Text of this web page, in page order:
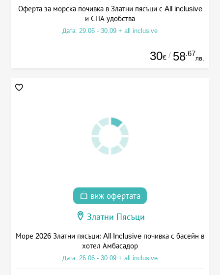
Оферта за морска почивка в Златни пясъци с All inclusive
и СПА удобства
Дата: 29.06 - 30.09 + all inclusive
30€ / 58.67
лв.
виж офертата
Златни Пясъци
Море 2026 Златни пясъци: All Inclusive почивка с басейн в
хотел Амбасадор
Дата: 26.06 - 30.09 + all inclusive